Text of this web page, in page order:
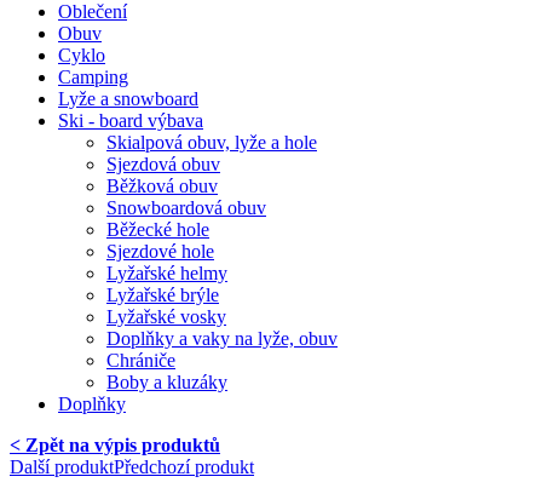
Oblečení
Obuv
Cyklo
Camping
Lyže a snowboard
Ski - board výbava
Skialpová obuv, lyže a hole
Sjezdová obuv
Běžková obuv
Snowboardová obuv
Běžecké hole
Sjezdové hole
Lyžařské helmy
Lyžařské brýle
Lyžařské vosky
Doplňky a vaky na lyže, obuv
Chrániče
Boby a kluzáky
Doplňky
< Zpět na výpis produktů
Další produktPředchozí produkt